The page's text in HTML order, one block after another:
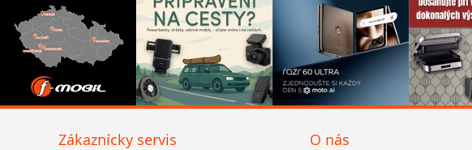
Zákaznícky servis O nás